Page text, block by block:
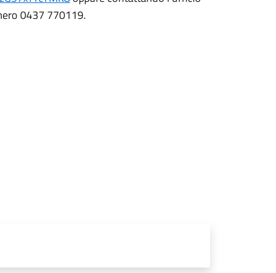
0437 770119.